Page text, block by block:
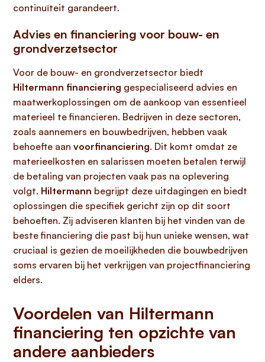
continuïteit garandeert.
Advies en financiering voor bouw- en
grondverzetsector
Voor de bouw- en grondverzetsector biedt
Hiltermann financiering gespecialiseerd advies en
maatwerkoplossingen om de aankoop van essentieel
materieel te financieren. Bedrijven in deze sectoren,
zoals aannemers en bouwbedrijven, hebben vaak
behoefte aan voorfinanciering. Dit komt omdat ze
materieelkosten en salarissen moeten betalen terwijl
de betaling van projecten vaak pas na oplevering
volgt. Hiltermann begrijpt deze uitdagingen en biedt
oplossingen die specifiek gericht zijn op dit soort
behoeften. Zij adviseren klanten bij het vinden van de
beste financiering die past bij hun unieke wensen, wat
cruciaal is gezien de moeilijkheden die bouwbedrijven
soms ervaren bij het verkrijgen van projectfinanciering
elders.
Voordelen van Hiltermann
financiering ten opzichte van
andere aanbieders